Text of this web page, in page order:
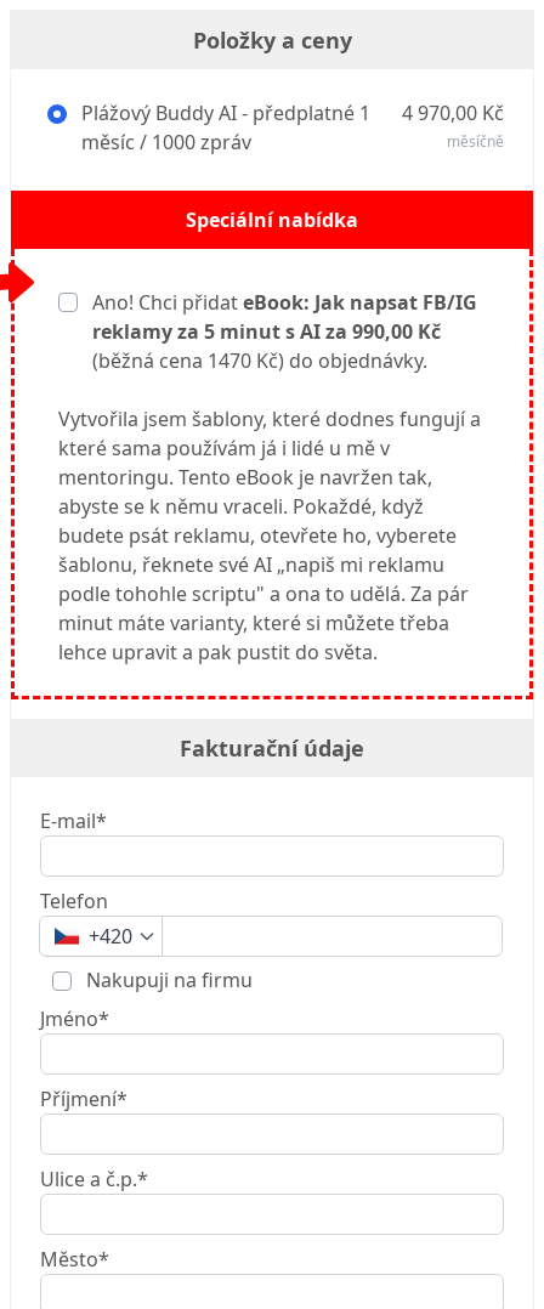
Položky a ceny
Plážový Buddy AI - předplatné 1
měsíc / 1000 zpráv
4 970,00 Kč
měsíčně
Speciální nabídka
Ano! Chci přidateBook: Jak napsat FB/IG
reklamy za 5 minut s AI za 990,00 Kč
(běžná cena 1470 Kč) do objednávky.
Vytvořila jsem šablony, které dodnes fungují a
které sama používám já i lidé u mě v
mentoringu. Tento eBook je navržen tak,
abyste se k němu vraceli. Pokaždé, když
budete psát reklamu, otevřete ho, vyberete
šablonu, řeknete své AI „napiš mi reklamu
podle tohohle scriptu" a ona to udělá. Za pár
minut máte varianty, které si můžete třeba
lehce upravit a pak pustit do světa.
Fakturační údaje
E-mail*
Telefon
+420
Nakupuji na firmu
Jméno*
Příjmení*
Ulice a č.p.*
Město*